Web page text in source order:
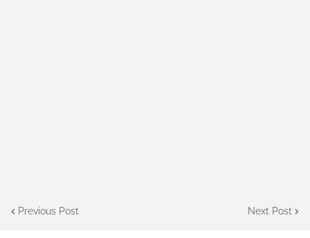
Previous Post Next Post